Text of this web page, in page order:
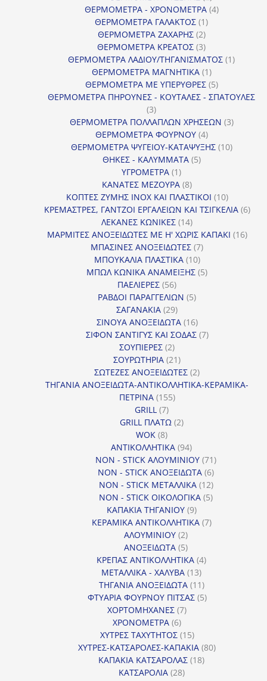
προϊόντα
ΘΕΡΜΟΜΕΤΡΑ - ΧΡΟΝΟΜΕΤΡΑ 44
ΘΕΡΜΟΜΕΤΡΑ ΓΑΛΑΚΤΟΣ 11
προϊόν
ΘΕΡΜΟΜΕΤΡΑ ΖΑΧΑΡΗΣ 22
προϊόντα
ΘΕΡΜΟΜΕΤΡΑ ΚΡΕΑΤΟΣ 33
προϊόντα
ΘΕΡΜΟΜΕΤΡΑ ΛΑΔΙΟΥ/ΤΗΓΑΝΙΣΜΑΤΟΣ 11
ΘΕΡΜΟΜΕΤΡΑ ΜΑΓΝΗΤΙΚΑ 11
προϊόν
ΘΕΡΜΟΜΕΤΡΑ ΜΕ ΥΠΕΡΥΘΡΕΣ 55
προϊόντα
ΘΕΡΜΟΜΕΤΡΑ ΠΗΡΟΥΝΕΣ - ΚΟΥΤΑΛΕΣ - ΣΠΑΤΟΥΛΕΣ
33
προϊόντα
ΘΕΡΜΟΜΕΤΡΑ ΠΟΛΛΑΠΛΩΝ ΧΡΗΣΕΩΝ 33
ΘΕΡΜΟΜΕΤΡΑ ΦΟΥΡΝΟΥ 44
προϊόντα
ΘΕΡΜΟΜΕΤΡΑ ΨΥΓΕΙΟΥ-ΚΑΤΑΨΥΞΗΣ 1010
ΘΗΚΕΣ - ΚΑΛΥΜΜΑΤΑ 55
ΥΓΡΟΜΕΤΡΑ 11
προϊόν
ΚΑΝΑΤΕΣ ΜΕΖΟΥΡΑ 88
προϊόντα
ΚΟΠΤΕΣ ΖΥΜΗΣ INOX ΚΑΙ ΠΛΑΣΤΙΚΟΙ 1010
προϊόντα
ΚΡΕΜΑΣΤΡΕΣ, ΓΑΝΤΖΟΙ ΕΡΓΑΛΕΙΩΝ ΚΑΙ ΤΣΙΓΚΕΛΙΑ 66
ΛΕΚΑΝΕΣ ΚΩΝΙΚΕΣ 1414
προϊόντα
ΜΑΡΜΙΤΕΣ ΑΝΟΞΕΙΔΩΤΕΣ ΜΕ Η' ΧΩΡΙΣ ΚΑΠΑΚΙ 1616
ΜΠΑΣΙΝΕΣ ΑΝΟΞΕΙΔΩΤΕΣ 77
ΜΠΟΥΚΑΛΙΑ ΠΛΑΣΤΙΚΑ 1010
προϊόντα
ΜΠΩΛ ΚΩΝΙΚΑ ΑΝΑΜΕΙΞΗΣ 55
ΠΑΕΛΙΕΡΕΣ 5656
προϊόντα
ΡΑΒΔΟΙ ΠΑΡΑΓΓΕΛΙΩΝ 55
ΣΑΓΑΝΑΚΙΑ 2929
προϊόντα
ΣΙΝΟΥΑ ΑΝΟΞΕΙΔΩΤΑ 1616
προϊόντα
ΣΙΦΟΝ ΣΑΝΤΙΓΥΣ ΚΑΙ ΣΟΔΑΣ 77
ΣΟΥΠΙΕΡΕΣ 22
προϊόντα
ΣΟΥΡΩΤΗΡΙΑ 2121
προϊόντα
ΣΩΤΕΖΕΣ ΑΝΟΞΕΙΔΩΤΕΣ 22
προϊόντα
ΤΗΓΑΝΙΑ ΑΝΟΞΕΙΔΩΤΑ-ΑΝΤΙΚΟΛΛΗΤΙΚΑ-ΚΕΡΑΜΙΚΑ-
ΠΕΤΡΙΝΑ 155155
GRILL 77
προϊόντα
GRILL ΠΛΑΤΩ 22
WOK 88
προϊόντα
ΑΝΤΙΚΟΛΛΗΤΙΚΑ 9494
προϊόντα
NON - STICK ΑΛΟΥΜΙΝΙΟΥ 7171
προϊόντα
NON - STICK ΑΝΟΞΕΙΔΩΤΑ 66
προϊόντα
NON - STICK ΜΕΤΑΛΛΙΚΑ 1212
προϊόντα
NON - STICK ΟΙΚΟΛΟΓΙΚΑ 55
ΚΑΠΑΚΙΑ ΤΗΓΑΝΙΟΥ 99
προϊόντα
ΚΕΡΑΜΙΚΑ ΑΝΤΙΚΟΛΛΗΤΙΚΑ 77
ΑΛΟΥΜΙΝΙΟΥ 22
προϊόντα
ΑΝΟΞΕΙΔΩΤΑ 55
προϊόντα
ΚΡΕΠΑΣ ΑΝΤΙΚΟΛΛΗΤΙΚΑ 44
ΜΕΤΑΛΛΙΚΑ - ΧΑΛΥΒΑ 1313
προϊόντα
ΤΗΓΑΝΙΑ ΑΝΟΞΕΙΔΩΤΑ 1111
προϊόντα
ΦΤΥΑΡΙΑ ΦΟΥΡΝΟΥ ΠΙΤΣΑΣ 55
ΧΟΡΤΟΜΗΧΑΝΕΣ 77
ΧΡΟΝΟΜΕΤΡΑ 66
προϊόντα
ΧΥΤΡΕΣ ΤΑΧΥΤΗΤΟΣ 1515
προϊόντα
ΧΥΤΡΕΣ-ΚΑΤΣΑΡΟΛΕΣ-ΚΑΠΑΚΙΑ 8080
ΚΑΠΑΚΙΑ ΚΑΤΣΑΡΟΛΑΣ 1818
ΚΑΤΣΑΡΟΛΙΑ 2828